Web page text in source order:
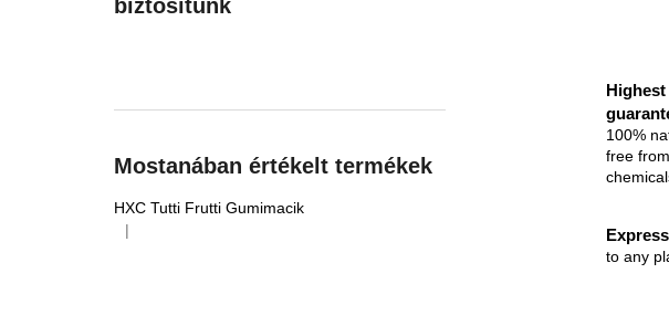
biztosítunk
Mostanában értékelt termékek
HXC Tutti Frutti Gumimacik
A termék értékelése 5-ből 5 csillag.
|
100%
free
to any